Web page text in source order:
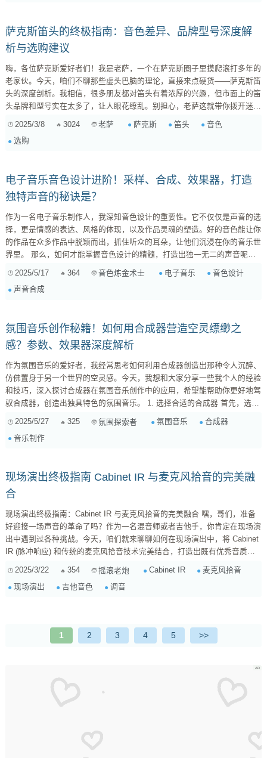
萨克斯笛头的终极指南：音色差异、品牌型号深度解
析与选购建议
嗨，各位萨克斯爱好者们！我是老萨，一个在萨克斯圈子里摸爬滚打多年的
老家伙。今天，咱们不聊那些虚头巴脑的理论，直接来点硬货——萨克斯笛
头的深度剖析。我相信，很多朋友都对笛头有着浓厚的兴趣，但市面上的笛
头品牌和型号实在太多了，让人眼花缭乱。别担心，老萨这就带你拨开迷
配置中，笛头绝对是至关重要的一环。它就像是你的“发声器官”，直接影响
2025/3/8 3024 老萨 萨克斯 笛头
音色
选购
电子音乐音色设计进阶！采样、合成、效果器，打造
独特声音的秘诀是？
作为一名电子音乐制作人，我深知音色设计的重要性。它不仅仅是声音的选
择，更是情感的表达、风格的体现，以及作品灵魂的塑造。好的音色能让你
的作品在众多作品中脱颖而出，抓住听众的耳朵，让他们沉浸在你的音乐世
界里。 那么，如何才能掌握音色设计的精髓，打造出独一无二的声音呢？
合成、效果器，并分享一些高级技巧和实战案例，希望能帮助大家提升音色
设计能力，创作出更具个性和表现力的作品。 1. 采样的艺术：从生活到音
2025/5/17 364 音色炼金术士 电子音乐
音色设计
声音合成
氛围音乐创作秘籍！如何用合成器营造空灵缥缈之
感？参数、效果器深度解析
作为氛围音乐的爱好者，我经常思考如何利用合成器创造出那种令人沉醉、
仿佛置身于另一个世界的空灵感。今天，我想和大家分享一些我个人的经验
和技巧，深入探讨合成器在氛围音乐创作中的应用，希望能帮助你更好地驾
驭合成器，创造出独具特色的氛围音乐。 1. 选择合适的合成器 首先，选择
一款适合氛围音乐创作的合成器至关重要。并非所有合成器都擅长创造空灵
飘渺的音色。以下是一些我个人比较推荐的合成器类型： 波表合成器
（Wavetable Synthesizer） ：波表合成器能够加载各种复杂的音频波形作
2025/5/27 325 氛围探索者 氛围音乐
合成器
音乐制作
现场演出终极指南 Cabinet IR 与麦克风拾音的完美融
合
现场演出终极指南：Cabinet IR 与麦克风拾音的完美融合 嘿，哥们，准备
好迎接一场声音的革命了吗？作为一名混音师或者吉他手，你肯定在现场演
出中遇到过各种挑战。今天，咱们就来聊聊如何在现场演出中，将 Cabinet
IR (脉冲响应) 和传统的麦克风拾音技术完美结合，打造出既有优秀音质，
又兼具灵活性的吉他音色。别担心，我会用最接地气的方式，分享我的实战
经验，让你在演出中游刃有余！ 一、Cabinet IR 和麦克风拾音：两种技术
的优势与劣势 在深入探讨之前，咱们先来理清一下 Cabinet IR 和麦克风拾
2025/3/22 354 摇滚老炮 Cabinet IR
麦克风拾音
现场演出
吉他音色 调音
1 2 3 4 5 >>